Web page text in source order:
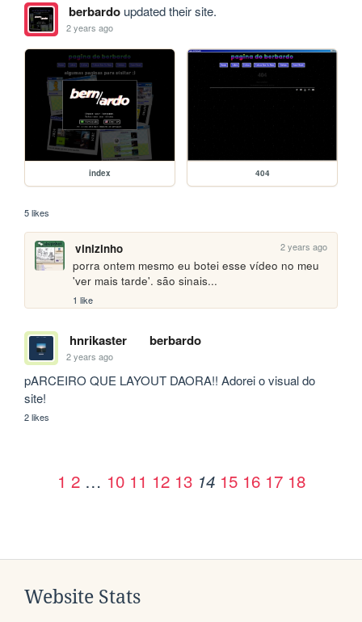
berbardoupdated their site.
2 years ago
index 404
5 likes
vinizinho 2 years ago
porra ontem mesmo eu botei esse vídeo no meu
'ver mais tarde'. são sinais...
1 like
hnrikaster berbardo
2 years ago
pARCEIRO QUE LAYOUT DAORA!! Adorei o visual do
site!
2 likes
1 2 … 10 11 12 13 14 15 16 17 18
Website Stats